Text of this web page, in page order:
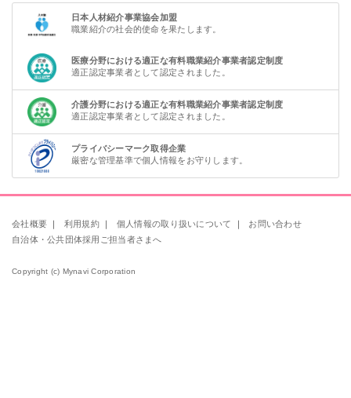
日本人材紹介事業協会加盟
職業紹介の社会的使命を果たします。
医療分野における適正な有料職業紹介事業者認定制度
適正認定事業者として認定されました。
介護分野における適正な有料職業紹介事業者認定制度
適正認定事業者として認定されました。
プライバシーマーク取得企業
厳密な管理基準で個人情報をお守りします。
会社概要 ｜ 利用規約 ｜ 個人情報の取り扱いについて ｜
お問い合わせ
自治体・公共団体採用ご担当者さまへ
Copyright (c) Mynavi Corporation